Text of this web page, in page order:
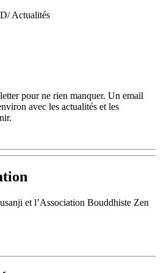
/ Actualités
pour ne rien manquer. Un email
avec les actualités et les
et l’Association Bouddhiste Zen